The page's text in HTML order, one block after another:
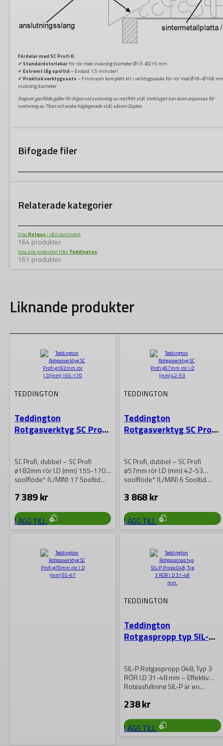
Fördelar med SC Profi K:
✔Standardstorlekarför rör med invändig diameter Ø13–Ø215 mm
✔Extremt låg spoltid – Endast 1,5 minuter!
✔Praktisk verktygssats – Finns som komplett kit i verktygsväska för rör med Ø18–Ø168
invändig diameter
Angivet gasflöde gäller för Argon vid svetsning av rostfritt stål. Verktyget kan även anpassas för
svetsning av Titan och andra höglegerade stål, såsom Duplex.
Bifogade filer
Relaterade kategorier
VisaRotgas i vårt sortiment
164 produkter
Visa alla produkter från Teddington
161 produkter
Liknande produkter
TEDDINGTON
Teddington
Rotgasverktyg SC Profi
SC Profi, dubbel – SC Profi
ø182mm rör I.D (mm) 155-170
spolflöde* (L/MIN) 17 Spoltid…
7 389kr
LÄGG TILL
TEDDINGTON
Teddington
Rotgasverktyg SC Profi
SC Profi, dubbel – SC Profi
ø57mm rör I.D (mm) 42-53
spolflöde* (L/MIN) 6 Spoltid…
3 868kr
LÄGG TILL
TEDDINGTON
Teddington
Rotgaspropp typ SIL-P
SIL-P Rotgaspropp 048, Typ 3
RÖR I.D 31-48 mm – Effektiv
Rotgasfyllning SIL-P är en…
238kr
LÄGG TILL